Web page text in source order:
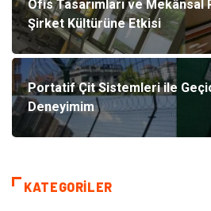
Ofis Tasarımları ve Mekânsal
Şirket Kültürüne Etkisi
Portatif Çit Sistemleri ile
Deneyimim
KATEGORILER